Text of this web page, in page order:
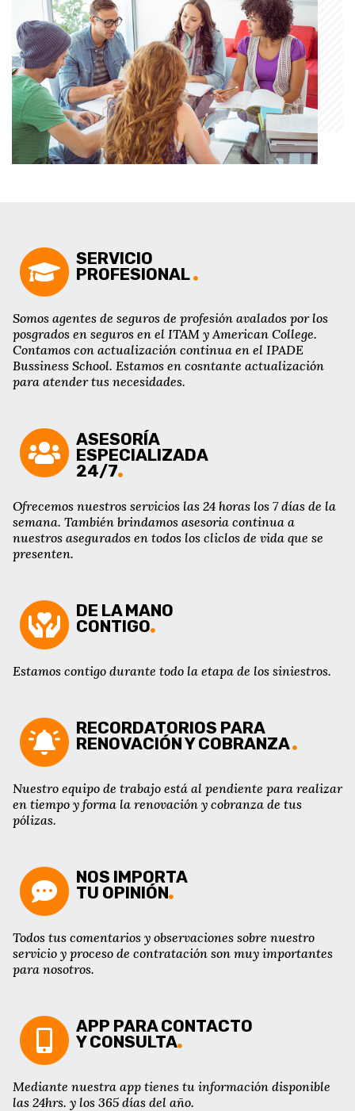
SERVICIO
PROFESIONAL
Somos agentes de seguros de profesión avalados por los
posgrados en seguros en el ITAM y American College.
Contamos con actualización continua en el IPADE
Bussiness School. Estamos en cosntante actualización
para atender tus necesidades.
ASESORÍA
ESPECIALIZADA
24/7
Ofrecemos nuestros servicios las 24 horas los 7 días de la
semana. También brindamos asesoria continua a
nuestros asegurados en todos los cliclos de vida que se
presenten.
DE LA MANO
CONTIGO
Estamos contigo durante todo la etapa de los siniestros.
RECORDATORIOS PARA
RENOVACIÓN Y COBRANZA
Nuestro equipo de trabajo está al pendiente para realizar
en tiempo y forma la renovación y cobranza de tus
pólizas.
NOS IMPORTA
TU OPINIÓN
Todos tus comentarios y observaciones sobre nuestro
servicio y proceso de contratación son muy importantes
para nosotros.
APP PARA CONTACTO
Y CONSULTA
Mediante nuestra app tienes tu información disponible
las 24hrs. y los 365 días del año.